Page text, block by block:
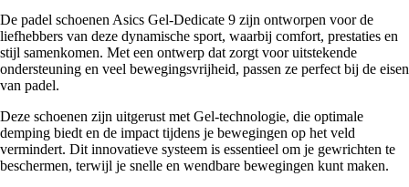
De padel schoenen Asics Gel-Dedicate 9 zijn ontworpen voor de
liefhebbers van deze dynamische sport, waarbij comfort, prestaties en
stijl samenkomen. Met een ontwerp dat zorgt voor uitstekende
ondersteuning en veel bewegingsvrijheid, passen ze perfect bij de eisen
van padel.
Deze schoenen zijn uitgerust met Gel-technologie, die optimale
demping biedt en de impact tijdens je bewegingen op het veld
vermindert. Dit innovatieve systeem is essentieel om je gewrichten te
beschermen, terwijl je snelle en wendbare bewegingen kunt maken.